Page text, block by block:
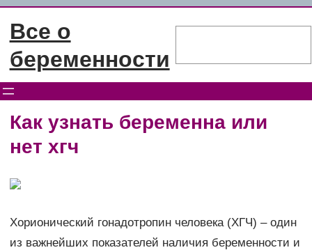
Перейти
содержимому
Все о
беременности
Как узнать беременна или
нет хгч
Хорионический гонадотропин человека (ХГЧ) – один
из важнейших показателей наличия беременности и